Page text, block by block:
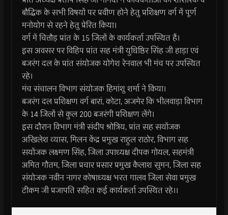
बौद्धिक के सभी विषयों पर प्रवीण होने हेतु प्रशिक्षण वर्ग में पूर्ण
मनोयोग से रहने हेतु प्रेरित किया।
वर्ग में चित्तौड़ प्रांत के 15 जिलों के कार्यकर्ता उपस्थित हैं।
इस अवसर पर विहिप प्रांत सह मंत्री युधिष्ठिर सिंह जी हाड़ा एवं
बजरंग दल के प्रांत संयोजक योगेश रेनवाल भी मंच पर उपस्थित
रहे।
मंच संचालन विभाग संयोजक हिमांशु शर्मा ने किया।
बजरंग दल प्रशिक्षण वर्ग बारां, कोटा, अजमेर कि भीलवाड़ा विभाग
के 14 जिलों से कुल 200 बजरंगी प्रशिक्षण लेंगे।
इस दौरान विभाग मंत्री संदीप श्रोत्रिय, प्रांत सह सयोंजक
अखिलेश व्यास, मिलन केंद्र प्रमुख राहुल राठोर, विभाग सह
सयोंजक लक्ष्मण सिंह, जिला उपाध्यक्ष दीपक गोयल, सहमंत्री
अमित गौतम, जिला प्रचार प्रसार प्रमुख कैलाश सुमन, जिला सह
संयोजक नवीन नागर कोषाध्यक्ष भरत गालव जिला सेवा प्रमुख
टीकम जी प्रजापति सहित कई कार्यकर्ता उपस्थित रहे।।